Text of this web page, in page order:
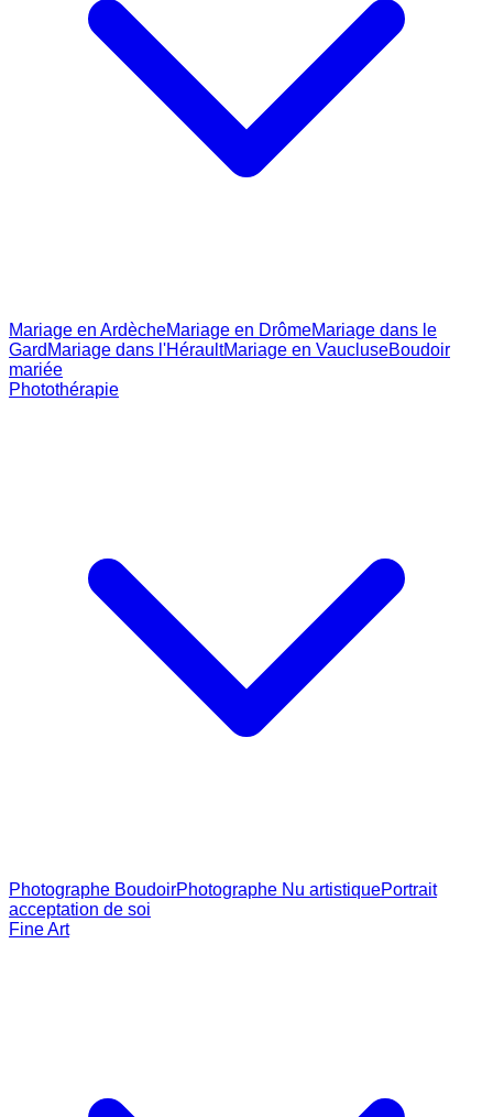
Mariage en ArdècheMariage en DrômeMariage dans le
Gard Mariage dans l'HéraultMariage en VaucluseBoudoir
mariée
Photothérapie
Photographe BoudoirPhotographe Nu artistiquePortrait
acceptation de soi
Fine Art